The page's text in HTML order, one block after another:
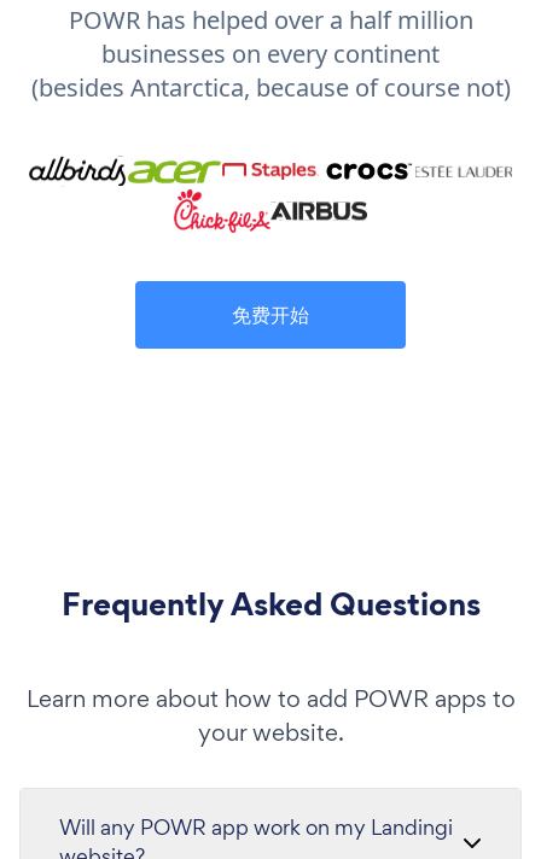
POWR has helped over a half million
businesses on every continent
(besides Antarctica, because of course not)
免费开始
Frequently Asked Questions
Learn more about how to add POWR apps to
your website.
Will any POWR app work on my Landingi